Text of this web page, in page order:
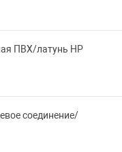
ПВХ/латунь НР
соединение/